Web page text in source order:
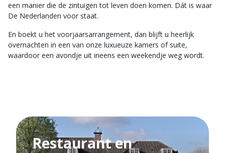
een manier die de zintuigen tot leven doen komen. Dát is waar
De Nederlanden voor staat.
En boekt u het voorjaarsarrangement, dan blijft u heerlijk
overnachten in een van onze luxueuze kamers of suite,
waardoor een avondje uit ineens een weekendje weg wordt.
Restaurant en